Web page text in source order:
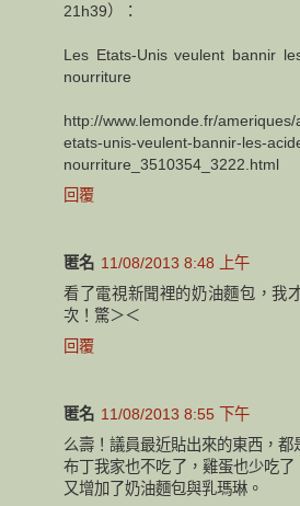
21h39）：
Les Etats-Unis veulent bannir
nourriture
http://www.lemonde.fr/
etats-unis-veulent-bannir-les-
nourriture_3510354_3222.html
回覆
匿名 11/08/2013 8:48 上午
看了電視新聞裡的奶油麵包，我
次！驚＞＜
回覆
匿名 11/08/2013 8:55 下午
么壽！議員最近貼出來的東西，都
布丁我家也不吃了，雞蛋也少吃
又增加了奶油麵包與乳瑪琳。